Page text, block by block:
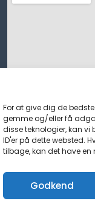
For at give dig de
gemme og/eller få
disse teknologier, kan
ID'er på dette websted.
tilbage, kan det have
Godkend